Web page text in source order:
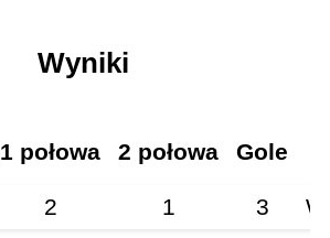
Wyniki
1 połowa 2 połowa Gole
2 1 3